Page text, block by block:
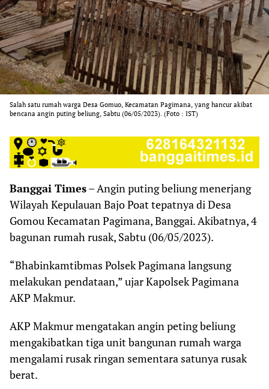
Salah satu rumah warga Desa Gomuo, Kecamatan Pagimana, yang hancur akibat
bencana angin puting beliung, Sabtu (06/05/2023). (Foto : IST)
Banggai Times– Angin puting beliung menerjang
Wilayah Kepulauan Bajo Poat tepatnya di Desa
Gomou Kecamatan Pagimana, Banggai. Akibatnya, 4
bagunan rumah rusak, Sabtu (06/05/2023).
“Bhabinkamtibmas Polsek Pagimana langsung
melakukan pendataan,” ujar Kapolsek Pagimana
AKP Makmur.
AKP Makmur mengatakan angin peting beliung
mengakibatkan tiga unit bangunan rumah warga
mengalami rusak ringan sementara satunya rusak
berat.